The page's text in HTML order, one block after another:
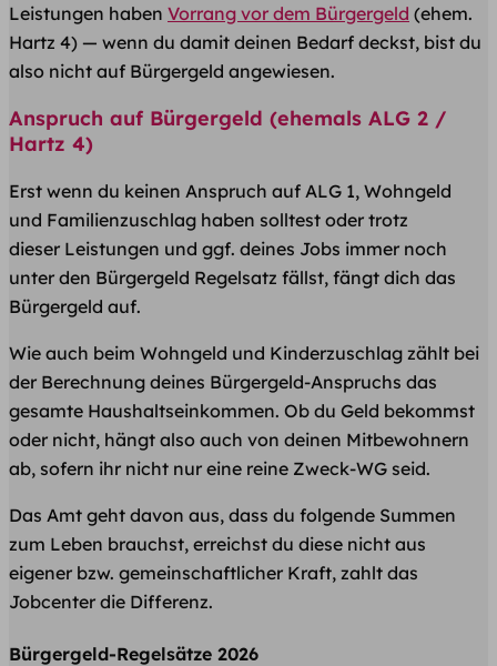
Leistungen haben Vorrang vor dem Bürgergeld (ehem.
Hartz 4) — wenn du damit deinen Bedarf deckst, bist du
also nicht auf Bürgergeld angewiesen.
Anspruch auf Bürgergeld (ehemals ALG 2 /
Hartz 4)
Erst wenn du keinen Anspruch auf ALG 1, Wohngeld
und Familienzuschlag haben solltest oder trotz
dieser Leistungen und ggf. deines Jobs immer noch
unter den Bürgergeld Regelsatz fällst, fängt dich das
Bürgergeld auf.
Wie auch beim Wohngeld und Kinderzuschlag zählt bei
der Berechnung deines Bürgergeld-Anspruchs das
gesamte Haushaltseinkommen. Ob du Geld bekommst
oder nicht, hängt also auch von deinen Mitbewohnern
ab, sofern ihr nicht nur eine reine Zweck-WG seid.
Das Amt geht davon aus, dass du folgende Summen
zum Leben brauchst, erreichst du diese nicht aus
eigener bzw. gemeinschaftlicher Kraft, zahlt das
Jobcenter die Differenz.
Bürgergeld-Regelsätze 2026